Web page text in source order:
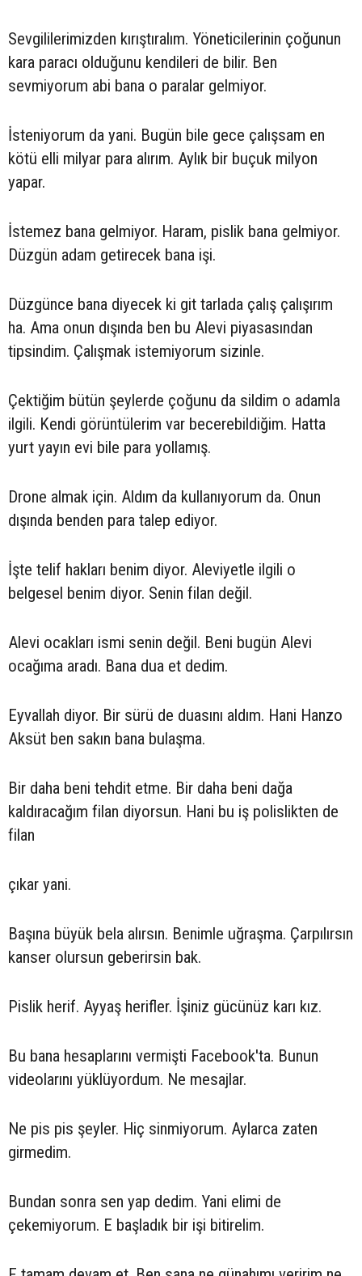
Sevgililerimizden kırıştıralım. Yöneticilerinin çoğunun
kara paracı olduğunu kendileri de bilir. Ben
sevmiyorum abi bana o paralar gelmiyor.
İsteniyorum da yani. Bugün bile gece çalışsam en
kötü elli milyar para alırım. Aylık bir buçuk milyon
yapar.
İstemez bana gelmiyor. Haram, pislik bana gelmiyor.
Düzgün adam getirecek bana işi.
Düzgünce bana diyecek ki git tarlada çalış çalışırım
ha. Ama onun dışında ben bu Alevi piyasasından
tipsindim. Çalışmak istemiyorum sizinle.
Çektiğim bütün şeylerde çoğunu da sildim o adamla
ilgili. Kendi görüntülerim var becerebildiğim. Hatta
yurt yayın evi bile para yollamış.
Drone almak için. Aldım da kullanıyorum da. Onun
dışında benden para talep ediyor.
İşte telif hakları benim diyor. Aleviyetle ilgili o
belgesel benim diyor. Senin filan değil.
Alevi ocakları ismi senin değil. Beni bugün Alevi
ocağıma aradı. Bana dua et dedim.
Eyvallah diyor. Bir sürü de duasını aldım. Hani Hanzo
Aksüt ben sakın bana bulaşma.
Bir daha beni tehdit etme. Bir daha beni dağa
kaldıracağım filan diyorsun. Hani bu iş polislikten de
filan
çıkar yani.
Başına büyük bela alırsın. Benimle uğraşma. Çarpılırsın
kanser olursun geberirsin bak.
Pislik herif. Ayyaş herifler. İşiniz gücünüz karı kız.
Bu bana hesaplarını vermişti Facebook'ta. Bunun
videolarını yüklüyordum. Ne mesajlar.
Ne pis pis şeyler. Hiç sinmiyorum. Aylarca zaten
girmedim.
Bundan sonra sen yap dedim. Yani elimi de
çekemiyorum. E başladık bir işi bitirelim.